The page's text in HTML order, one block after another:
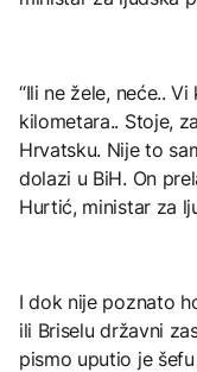
“Ili ne žele, neće..
kilometara.. Stoje,
Hrvatsku. Nije to
dolazi u BiH. On
Hurtić, ministar za
I dok nije poznato
ili Briselu državni
pismo uputio je